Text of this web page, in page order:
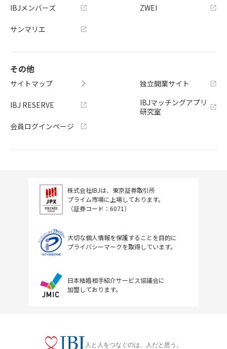
IBJメンバーズ
サンマリエ
ZWEI
その他
サイトマップ
IBJ RESERVE
会員ログインページ
独立開業サイト
IBJマッチングアプリ
研究室
株式会社IBJは、東京証券取引所
プライム市場に上場しております。
（証券コード：6071）
大切な個人情報を保護することを目的に
プライバシーマークを取得しています。
日本結婚相手紹介サービス協議会に
加盟しております。
人と人をつなぐのは、人だと思う。